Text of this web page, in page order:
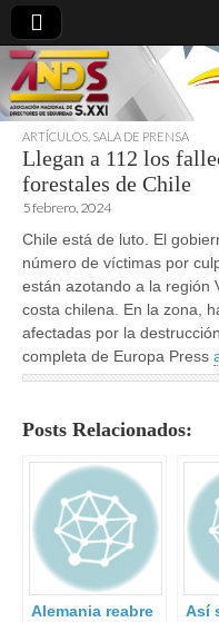
ARTÍCULOS SALA DE PRENSA
Llegan a 112 los
forestales de Chile
5 febrero, 2024
Chile está de luto. El
número de víctimas por
están azotando a la región
costa chilena. En la zona,
afectadas por la
completa de Europa Press
Posts Relacionados:
Alemania reabre
Así